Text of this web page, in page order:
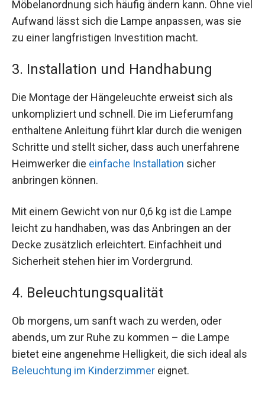
Möbelanordnung sich häufig ändern kann. Ohne viel
Aufwand lässt sich die Lampe anpassen, was sie
zu einer langfristigen Investition macht.
3. Installation und Handhabung
Die Montage der Hängeleuchte erweist sich als
unkompliziert und schnell. Die im Lieferumfang
enthaltene Anleitung führt klar durch die wenigen
Schritte und stellt sicher, dass auch unerfahrene
Heimwerker die einfache Installation sicher
anbringen können.
Mit einem Gewicht von nur 0,6 kg ist die Lampe
leicht zu handhaben, was das Anbringen an der
Decke zusätzlich erleichtert. Einfachheit und
Sicherheit stehen hier im Vordergrund.
4. Beleuchtungsqualität
Ob morgens, um sanft wach zu werden, oder
abends, um zur Ruhe zu kommen – die Lampe
bietet eine angenehme Helligkeit, die sich ideal als
Beleuchtung im Kinderzimmer eignet.